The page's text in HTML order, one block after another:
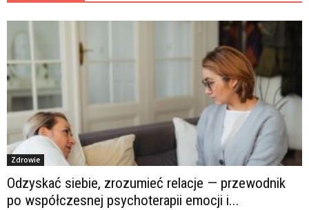
Zdrowie
Odzyskać siebie, zrozumieć relacje — przewodnik
po współczesnej psychoterapii emocji i...